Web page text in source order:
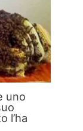
uno
l’ha